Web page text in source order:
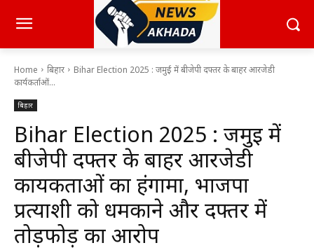
Home बिहार
Bihar Election 2025 : जमुई में बीजेपी दफ्तर के बाहर आरजेडी
कार्यकर्ताओं...
बिहार
Bihar Election 2025 : जमुई में
बीजेपी दफ्तर के बाहर आरजेडी
कार्यकर्ताओं का हंगामा, भाजपा
प्रत्याशी को धमकाने और दफ्तर में
तोड़फोड़ का आरोप